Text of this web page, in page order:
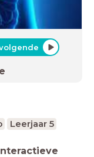
Leerjaar 5